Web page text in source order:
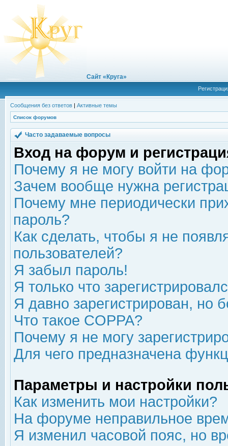
Сайт «Круга»
Сообщения без ответов | Активные темы
Список форумов
Часто задаваемые вопросы
Вход на форум и
Почему я не могу войти на
Зачем вообще нужна
Почему мне периодически
пароль?
Как сделать, чтобы я не
пользователей?
Я забыл пароль!
Я только что
Я давно зарегистрирован, но
Что такое COPPA?
Почему я не могу
Для чего предназначена
Параметры и настройки
Как изменить мои настройки?
На форуме неправильное
Я изменил часовой пояс, но